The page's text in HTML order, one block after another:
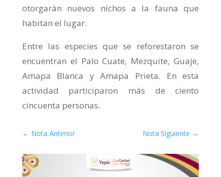
otorgarán nuevos nichos a la fauna que
habitan el lugar.
Entre las especies que se reforestaron se
encuentran el Palo Cuate, Mezquite, Guaje,
Amapa Blanca y Amapa Prieta. En esta
actividad participaron más de ciento
cincuenta personas.
← Nota Anterior Nota Siguiente →